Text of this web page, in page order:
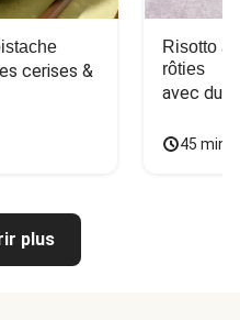
cerises &
Risotto
rôties
avec du
45
plus